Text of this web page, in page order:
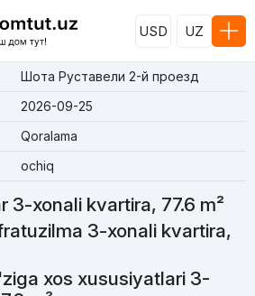
USD UZ
Шота Руставели 2-й проезд
2026-09-25
Qoralama
ochiq
3-xonali kvartira, 77.6 m²
3-xonali kvartira,
xos xususiyatlari 3-